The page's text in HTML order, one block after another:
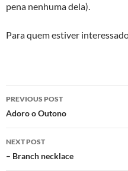
pena nenhuma dela).
Para quem estiver
Post
navigation
PREVIOUS POST
Adoro o Outono
NEXT POST
– Branch necklace